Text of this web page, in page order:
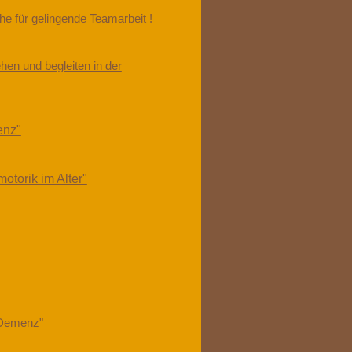
für gelingende Teamarbeit !
und begleiten in der
im Alter"